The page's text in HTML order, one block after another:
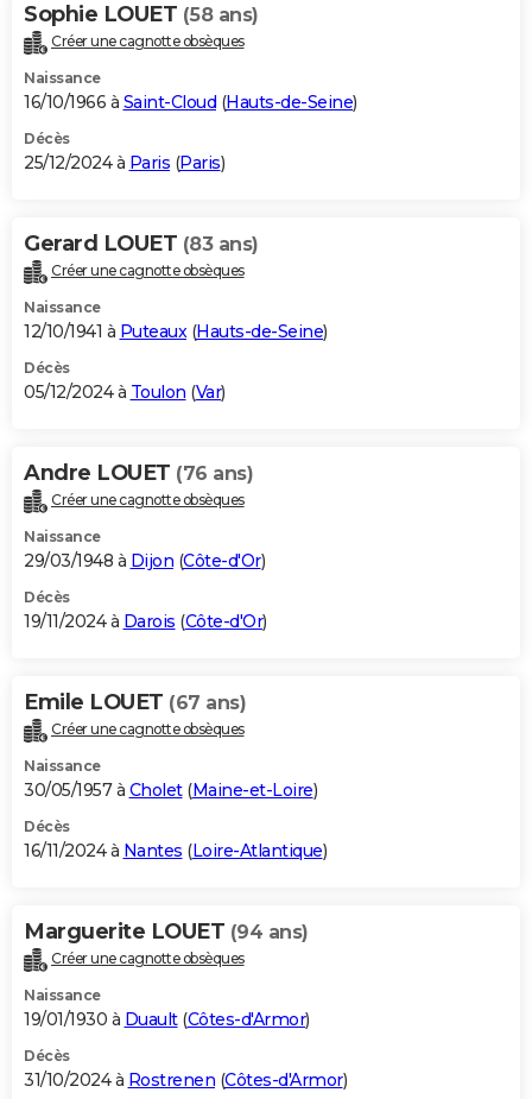
Sophie LOUET (58 ans)
Créer une cagnotte obsèques
Naissance
16/10/1966 à Saint-Cloud (Hauts-de-Seine)
Décès
25/12/2024 à Paris (Paris)
Gerard LOUET (83 ans)
Créer une cagnotte obsèques
Naissance
12/10/1941 à Puteaux(Hauts-de-Seine)
Décès
05/12/2024 à Toulon (Var)
Andre LOUET (76 ans)
Créer une cagnotte obsèques
Naissance
29/03/1948 à Dijon (Côte-d'Or)
Décès
19/11/2024 à Darois (Côte-d'Or)
Emile LOUET (67 ans)
Créer une cagnotte obsèques
Naissance
30/05/1957 à Cholet(Maine-et-Loire)
Décès
16/11/2024 à Nantes (Loire-Atlantique)
Marguerite LOUET (94 ans)
Créer une cagnotte obsèques
Naissance
19/01/1930 à Duault(Côtes-d'Armor)
Décès
31/10/2024 à Rostrenen (Côtes-d'Armor)